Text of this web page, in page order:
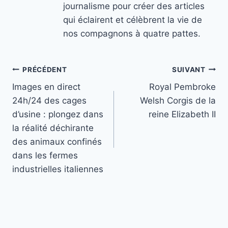
journalisme pour créer des articles
qui éclairent et célèbrent la vie de
nos compagnons à quatre pattes.
Navigation
de
l’article
PRÉCÉDENT
Images en direct
24h/24 des cages
d’usine : plongez dans
la réalité déchirante
des animaux confinés
dans les fermes
industrielles italiennes
SUIVANT
Royal Pembroke
Welsh Corgis de la
reine Elizabeth II